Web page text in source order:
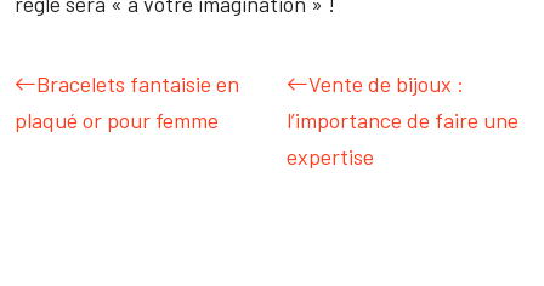
Bracelets fantaisie en
plaqué or pour femme
Vente de bijoux :
l’importance de faire une
expertise